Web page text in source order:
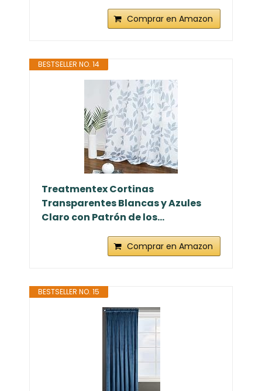
Comprar en Amazon
BESTSELLER NO. 14
Treatmentex Cortinas
Transparentes Blancas y Azules
Claro con Patrón de los...
Comprar en Amazon
BESTSELLER NO. 15